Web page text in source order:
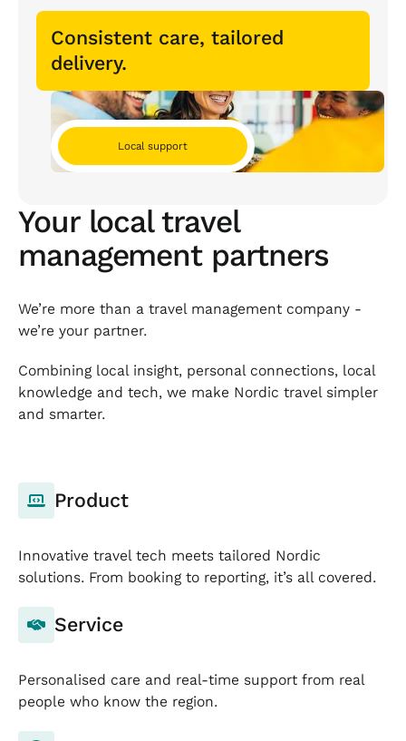
Consistent care, tailored
delivery.
Local support
Your local travel
management partners
We’re more than a travel management company -
we’re your partner.
Combining local insight, personal connections, local
knowledge and tech, we make Nordic travel simpler
and smarter.
Product
Innovative travel tech meets tailored Nordic
solutions. From booking to reporting, it’s all covered.
Service
Personalised care and real-time support from real
people who know the region.